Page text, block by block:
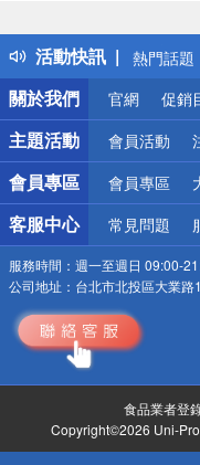
活動快訊
得獎公告
熱門話題
銀行優惠
偏遠地區
詐騙網頁
關於我們
官網 促銷
主題活動 會員活動
會員專區 會員專區
客服中心 常見問題
服務時間： 週一至週日 09:00-
公司地址： 台北市北投區大業路
食品業者登
Copyright©2026 Uni-